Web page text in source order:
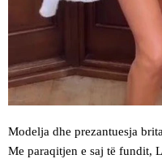
Modelja dhe prezantuesja
Me paraqitjen e saj të fundit,